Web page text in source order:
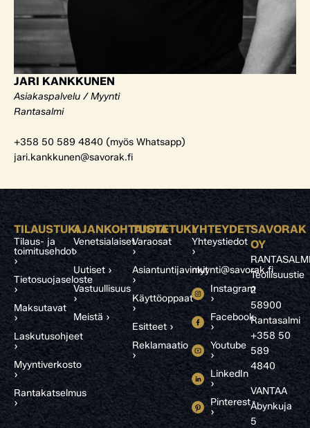
JARI KANKKUNEN
Asiakaspalvelu / Myynti
Rantasalmi
+358 50 589 4840 (myös Whatsapp)
jari.kankkunen@savorak.fi
TILAUSTUKI
Tilaus- ja
toimitusehdot
›
Tietosuojaseloste
›
Maksutavat
›
Laskutusohjeet
›
Myyntiverkosto
›
Rantakatselmus
›
AJANKOHTAISTA
Venetsialaiset
›
Uutiset ›
Vastuullisuus
›
Meistä ›
TUOTETUKI
Varaosat
›
Asiantuntijavinkit
›
Käyttöoppaat
›
Esitteet ›
Reklamaatio
›
YHTEYDET
Yhteystiedot
›
myynti@savorak.fi
Instagram
›
Facebook
›
Youtube
›
LinkedIn
›
Pinterest
›
SAVORAK
OY
Teollisuustie
2
58900
Rantasalmi
+358 50
589
4840
VANTAA
Åbynkuja
5